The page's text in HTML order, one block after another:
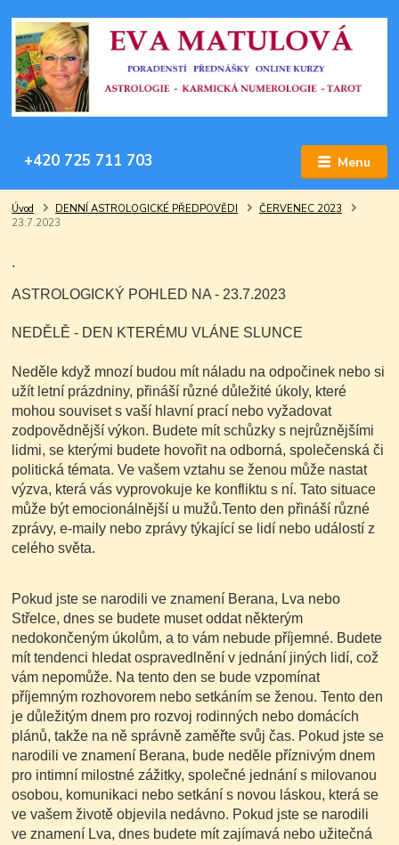
Menu
+420 725 711 703
Úvod DENNÍ ASTROLOGICKÉ PŘEDPOVĚDI
ČERVENEC 2023
23.7.2023
.
ASTROLOGICKÝ POHLED NA - 23.7.2023
NEDĚLĚ - DEN KTERÉMU VLÁNE SLUNCE
Neděle když mnozí budou mít náladu na odpočinek nebo si
užít letní prázdniny, přináší různé důležité úkoly, které
mohou souviset s vaší hlavní prací nebo vyžadovat
zodpovědnější výkon. Budete mít schůzky s nejrůznějšími
lidmi, se kterými budete hovořit na odborná, společenská či
politická témata. Ve vašem vztahu se ženou může nastat
výzva, která vás vyprovokuje ke konfliktu s ní. Tato situace
může být emocionálnější u mužů.Tento den přináší různé
zprávy, e-maily nebo zprávy týkající se lidí nebo událostí z
celého světa.
Pokud jste se narodili ve znamení Berana, Lva nebo
Střelce, dnes se budete muset oddat některým
nedokončeným úkolům, a to vám nebude příjemné. Budete
mít tendenci hledat ospravedlnění v jednání jiných lidí, což
vám nepomůže. Na tento den se bude vzpomínat
příjemným rozhovorem nebo setkáním se ženou. Tento den
je důležitým dnem pro rozvoj rodinných nebo domácích
plánů, takže na ně správně zaměřte svůj čas. Pokud jste se
narodili ve znamení Berana, bude neděle příznivým dnem
pro intimní milostné zážitky, společné jednání s milovanou
osobou, komunikaci nebo setkání s novou láskou, která se
ve vašem životě objevila nedávno. Pokud jste se narodili
ve znamení Lva, dnes budete mít zajímavá nebo užitečná